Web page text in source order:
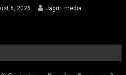
6, 2026 Jagriti media